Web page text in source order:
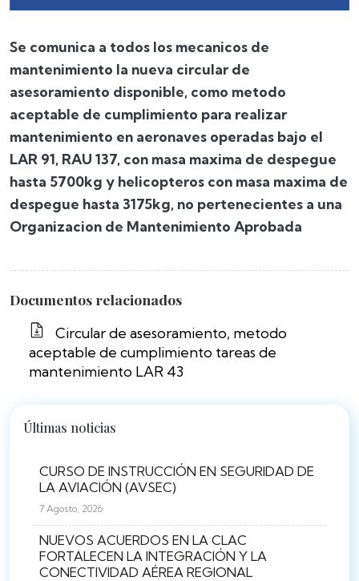
Se comunica a todos los mecanicos de
mantenimiento la nueva circular de
asesoramiento disponible, como metodo
aceptable de cumplimiento para realizar
mantenimiento en aeronaves operadas bajo el
LAR 91, RAU 137, con masa maxima de despegue
hasta 5700kg y helicopteros con masa maxima de
despegue hasta 3175kg, no pertenecientes a una
Organizacion de Mantenimiento Aprobada
Documentos relacionados
Circular de asesoramiento, metodo
aceptable de cumplimiento tareas de
mantenimiento LAR 43
Últimas noticias
CURSO DE INSTRUCCIÓN EN SEGURIDAD DE
LA AVIACIÓN (AVSEC)
7 Agosto, 2026
NUEVOS ACUERDOS EN LA CLAC
FORTALECEN LA INTEGRACIÓN Y LA
CONECTIVIDAD AÉREA REGIONAL